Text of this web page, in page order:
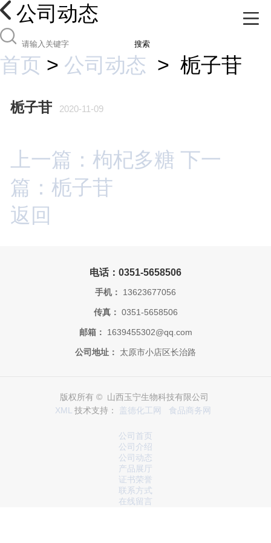
公司动态
搜索
首页 > 公司动态 > 栀子苷
栀子苷 2020-11-09
上一篇：枸杞多糖 下一
篇：栀子苷
返回
电话：0351-5658506
手机： 13623677056
传真： 0351-5658506
邮箱： 1639455302@qq.com
公司地址： 太原市小店区长治路
版权所有 © 山西玉宁生物科技有限公司
XML 技术支持： 盖德化工网 食品商务网
公司首页
公司介绍
公司动态
产品展厅
证书荣誉
联系方式
在线留言